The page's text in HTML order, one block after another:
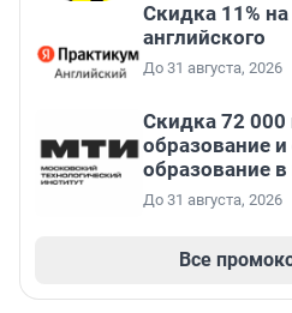
Скидка 11%
английского
До 31 августа, 2026
Скидка 72
образование
образование
До 31 августа, 2026
Все